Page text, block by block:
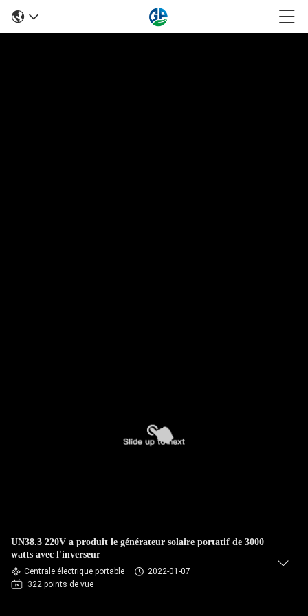
UN38.3 220V a produit le générateur solaire portatif de 3000
watts avec l'inverseur
Centrale électrique portable
2022-01-07
322 points de vue